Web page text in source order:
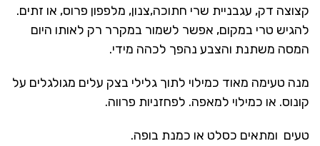
קצוצה דק, עגבניית שרי חתוכה,צנון, מלפפון פרוס, או זתים.
להגיש טרי במקום, אפשר לשמור במקרר רק לאותו היום
המסה משתנת והצבע נהפך לכהה מידי.
מנה טעימה מאוד כמילוי לתוך גלילי בצק עלים מגולגלים על
קונוס. או כמילוי למאפה. לפחזניות פרווה.
טעים ומתאים כסלט או כמנת בופה.